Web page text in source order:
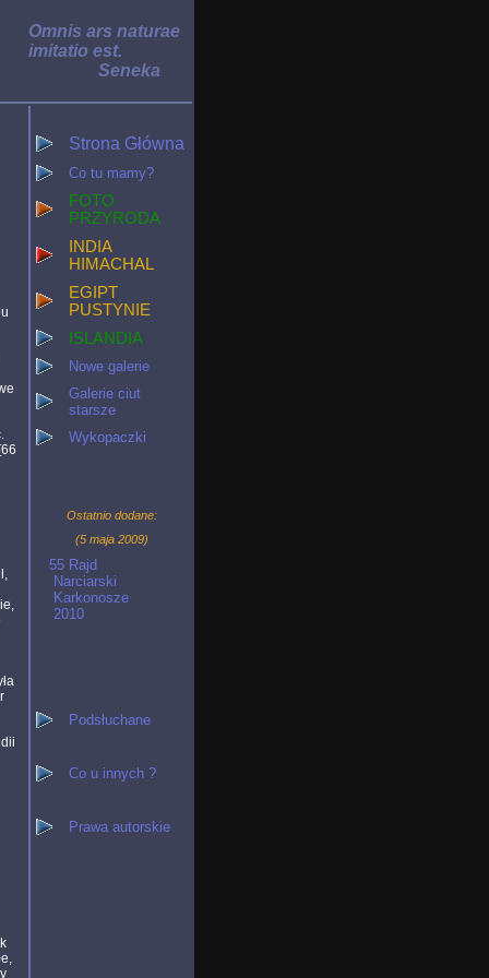
Omnis ars naturae
imitatio est.
Seneka
Strona Główna
Co tu mamy?
FOTO
PRZYRODA
INDIA
HIMACHAL
EGIPT
PUSTYNIE
ISLANDIA
Nowe galerie
Galerie ciut
starsze
Wykopaczki
Ostatnio dodane:
(5 maja 2009)
55 Rajd
Narciarski
Karkonosze
2010
Podsłuchane
Co u innych ?
Prawa autorskie